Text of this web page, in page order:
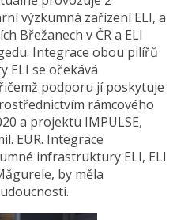
výzkumná zařízení ELI, a
Břežanech v ČR a ELI
Integrace obou pilířů
ELI se očekává
podporu jí poskytuje
rámcového
a projektu IMPULSE,
EUR. Integrace
infrastruktury ELI, ELI
by měla